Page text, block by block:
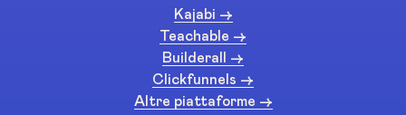
Kajabi ->
Teachable ->
Builderall ->
Clickfunnels ->
Altre piattaforme ->